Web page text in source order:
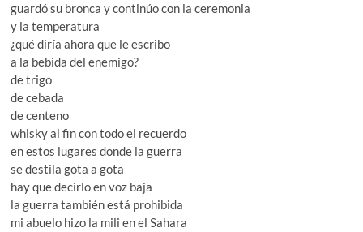
guardó su bronca y continúo con la ceremonia
y la temperatura
¿qué diría ahora que le escribo
a la bebida del enemigo?
de trigo
de cebada
de centeno
whisky al fin con todo el recuerdo
en estos lugares donde la guerra
se destila gota a gota
hay que decirlo en voz baja
la guerra también está prohibida
mi abuelo hizo la mili en el Sahara